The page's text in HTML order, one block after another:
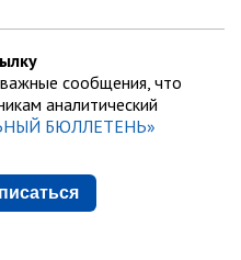
сообщения, что
аналитический
БЮЛЛЕТЕНЬ»